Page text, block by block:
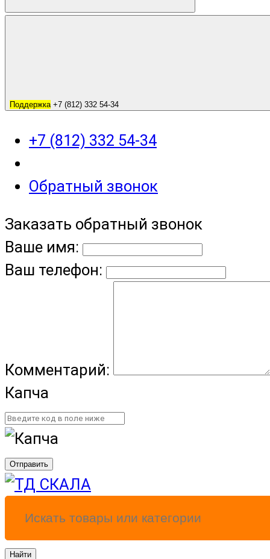
Поддержка +7 (812) 332 54-34
+7 (812) 332 54-34
Обратный звонок
Заказать обратный звонок
Ваше имя:
Ваш телефон:
Комментарий:
Капча
Отправить
Найти